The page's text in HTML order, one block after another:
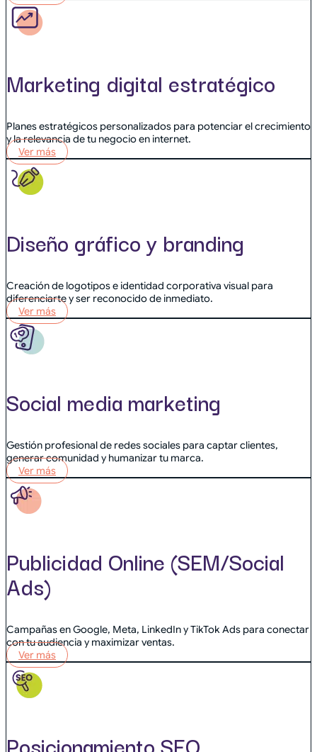
Marketing digital estratégico
Planes estratégicos personalizados para potenciar el crecimiento
y la relevancia de tu negocio en internet.
Ver más
Diseño gráfico y branding
Creación de logotipos e identidad corporativa visual para
diferenciarte y ser reconocido de inmediato.
Ver más
Social media marketing
Gestión profesional de redes sociales para captar clientes,
generar comunidad y humanizar tu marca.
Ver más
Publicidad Online (SEM/Social
Ads)
Campañas en Google, Meta, LinkedIn y TikTok Ads para conectar
con tu audiencia y maximizar ventas.
Ver más
Posicionamiento SEO